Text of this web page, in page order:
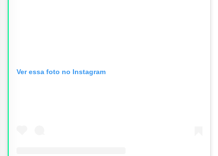
Ver essa foto no Instagram